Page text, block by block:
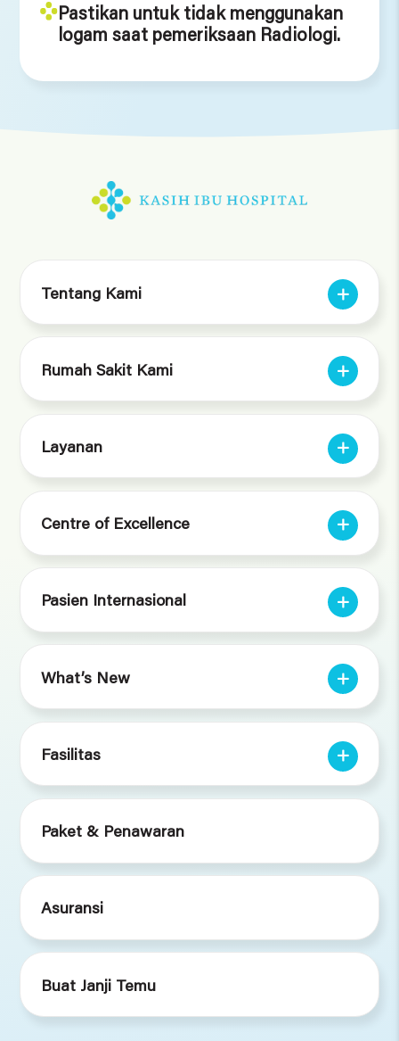
Pastikan untuk tidak menggunakan
logam saat pemeriksaan Radiologi.
KIH Denpasar, KIH Kedonganan, KIH Tabanan, KIH
Tentang Kami
Rumah Sakit Kami
Layanan
Centre of Excellence
Pasien Internasional
What’s New
Fasilitas
Paket & Penawaran
Asuransi
Buat Janji Temu